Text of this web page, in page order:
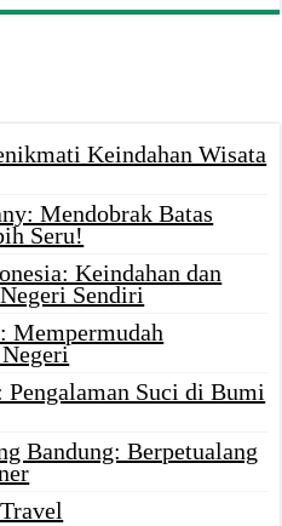
Keindahan Wisata
Mendobrak Batas
Seru!
Keindahan dan
Sendiri
Mempermudah
Suci di Bumi
Bandung: Berpetualang